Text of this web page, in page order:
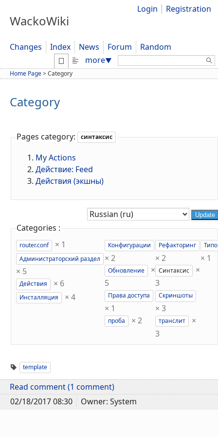
WackoWiki
Login Registration
Changes Index News Forum
Random
more▼ Search:
Home Page>Category
Category
Pages category: синтаксис
My Actions
Действие: Feed
Действия (экшны)
Update
Categories :
router.conf × 1
Администраторский раздел
× 5
Действия × 6
Инсталляция × 4
Конфигурации
× 2
Обновление
×
5
Права доступа
× 1
проба × 2
Рефакторинг
× 2
Синтаксис
×
3
Скриншоты
× 3
транслит
×
3
× 1
template
Read comment (1 comment)
02/18/2017 08:30
Owner: System